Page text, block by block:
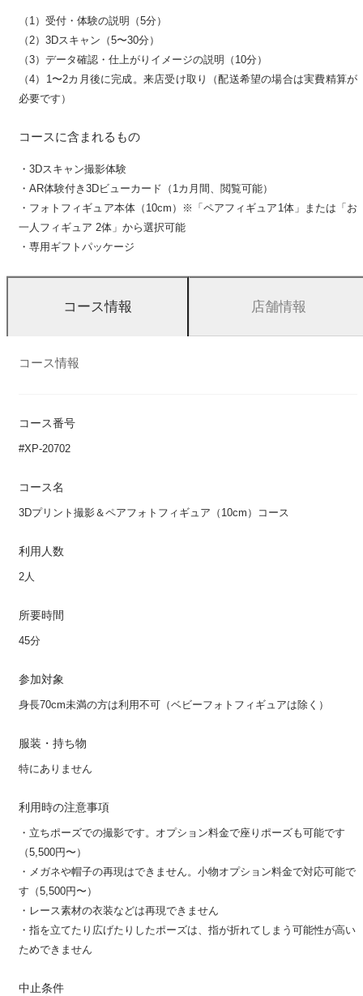
（1）受付・体験の説明（5分）
（2）3Dスキャン（5〜30分）
（3）データ確認・仕上がりイメージの説明（10分）
（4）1〜2カ月後に完成。来店受け取り（配送希望の場合は実費精算が
必要です）
コースに含まれるもの
・3Dスキャン撮影体験
・AR体験付き3Dビューカード（1カ月間、閲覧可能）
・フォトフィギュア本体（10cm）※「ペアフィギュア1体」または「お
一人フィギュア 2体」から選択可能
・専用ギフトパッケージ
コース情報 店舗情報
コース情報
コース番号
#XP-20702
コース名
3Dプリント撮影＆ペアフォトフィギュア（10cm）コース
利用人数
2人
所要時間
45分
参加対象
身長70cm未満の方は利用不可（ベビーフォトフィギュアは除く）
服装・持ち物
特にありません
利用時の注意事項
・立ちポーズでの撮影です。オプション料金で座りポーズも可能です
（5,500円〜）
・メガネや帽子の再現はできません。小物オプション料金で対応可能で
す（5,500円〜）
・レース素材の衣装などは再現できません
・指を立てたり広げたりしたポーズは、指が折れてしまう可能性が高い
ためできません
中止条件